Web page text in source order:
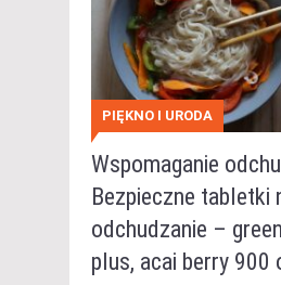
PIĘKNO I URODA
Wspomaganie
Bezpieczne tabletki
odchudzanie –
plus, acai berry 900